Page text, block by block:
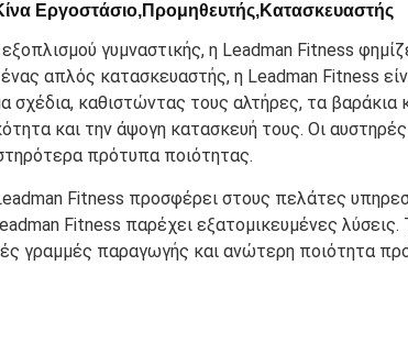
Εργοστάσιο,Προμηθευτής,Κατασκευαστής
γυμναστικής, η Leadman Fitness
απλός κατασκευαστής, η Leadman Fitness
σχέδια, καθιστώντας τους αλτήρες, τα
και την άψογη κατασκευή τους. Οι
πρότυπα ποιότητας.
Fitness προσφέρει στους πελάτες
Fitness παρέχει εξατομικευμένες λύσεις.
γραμμές παραγωγής και ανώτερη ποιότητα